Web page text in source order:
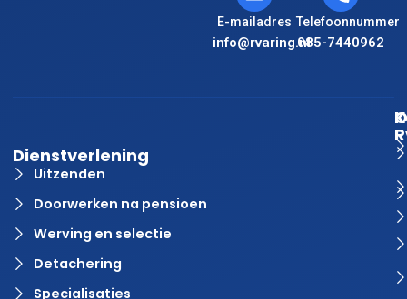
E-mailadres
info@rvaring.nl
Telefoonnummer
085-7440962
Dienstverlening
Uitzenden
Doorwerken na pensioen
Werving en selectie
Detachering
Specialisaties